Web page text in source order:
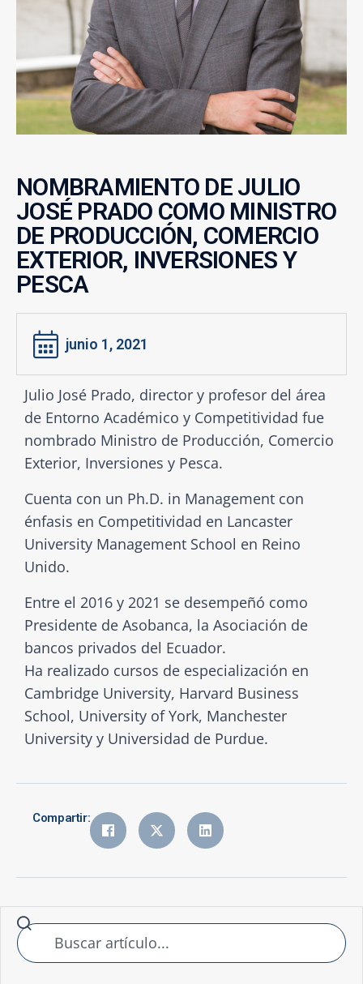
NOMBRAMIENTO DE JULIO
JOSÉ PRADO COMO MINISTRO
DE PRODUCCIÓN, COMERCIO
EXTERIOR, INVERSIONES Y
PESCA
junio 1, 2021
Julio José Prado, director y profesor del área
de Entorno Académico y Competitividad fue
nombrado Ministro de Producción, Comercio
Exterior, Inversiones y Pesca.
Cuenta con un Ph.D. in Management con
énfasis en Competitividad en Lancaster
University Management School en Reino
Unido.
Entre el 2016 y 2021 se desempeñó como
Presidente de Asobanca, la Asociación de
bancos privados del Ecuador.
Ha realizado cursos de especialización en
Cambridge University, Harvard Business
School, University of York, Manchester
University y Universidad de Purdue.
Compartir: